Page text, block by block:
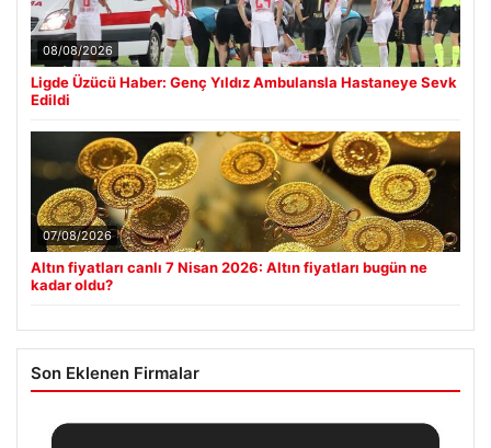
08/08/2026
Ligde Üzücü Haber: Genç Yıldız Ambulansla Hastaneye Sevk
Edildi
07/08/2026
Altın fiyatları canlı 7 Nisan 2026: Altın fiyatları bugün ne
kadar oldu?
Son Eklenen Firmalar